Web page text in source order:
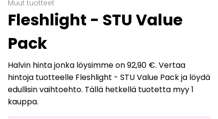
Muut tuotteet
Fleshlight - STU Value
Pack
Halvin hinta jonka löysimme on 92,90 €. Vertaa
hintoja tuotteelle Fleshlight - STU Value Pack ja löydä
edullisin vaihtoehto. Tällä hetkellä tuotetta myy 1
kauppa.